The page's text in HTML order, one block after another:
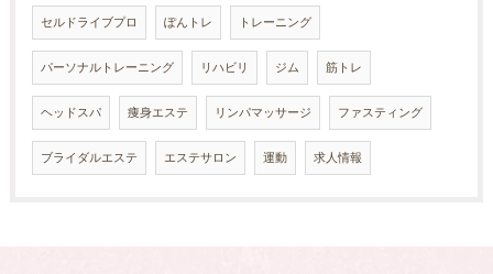
セルドライブプロ ぽんトレ トレーニング
パーソナルトレーニング リハビリ ジム 筋トレ
ヘッドスパ 痩身エステ リンパマッサージ ファスティング
ブライダルエステ エステサロン 運動 求人情報